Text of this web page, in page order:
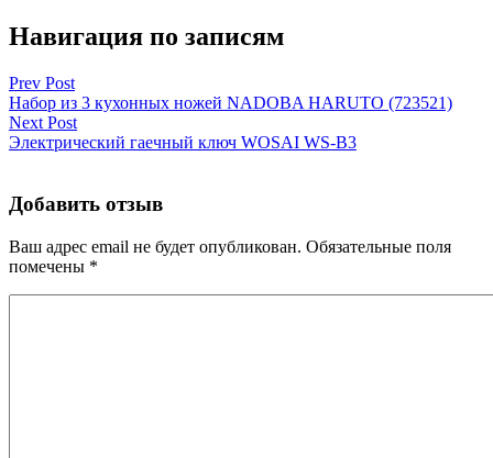
Навигация по записям
Prev Post
Набор из 3 кухонных ножей NADOBA HARUTO (723521)
Next Post
Электрический гаечный ключ WOSAI WS-B3
Добавить отзыв
Ваш адрес email не будет опубликован. Обязательные поля
помечены *